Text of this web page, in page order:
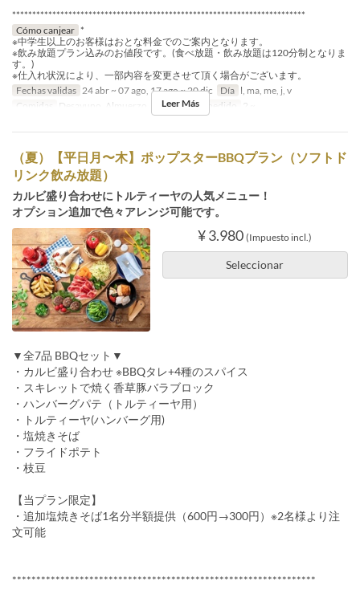
*************************************************************************
Cómo canjear *
※中学生以上のお客様はおとな料金でのご案内となります。
※飲み放題プラン込みのお値段です。(食べ放題・飲み放題は120分制となりま
す。)
※仕入れ状況により、一部内容を変更させて頂く場合がございます。
Fechas validas 24 abr ~ 07 ago, 17 ago ~ 20 dic Día l, ma, me, j, v
Comidas
Desayuno, Almuerzo, Té Límite de pedido 2 ~
Leer Más
（夏）【平日月〜木】ポップスターBBQプラン（ソフトド
リンク飲み放題）
カルビ盛り合わせにトルティーヤの人気メニュー！
オプション追加で色々アレンジ可能です。
¥ 3.980 (Impuesto incl.)
Seleccionar
▼全7品 BBQセット▼
・カルビ盛り合わせ ※BBQタレ+4種のスパイス
・スキレットで焼く香草豚バラブロック
・ハンバーグパテ（トルティーヤ用）
・トルティーヤ(ハンバーグ用)
・塩焼きそば
・フライドポテト
・枝豆
【当プラン限定】
・追加塩焼きそば1名分半額提供（600円→300円）※2名様より注
文可能
***************************************************************